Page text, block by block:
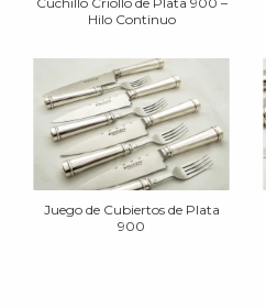
Hilo Continuo
Juego de Cubiertos de Plata
900